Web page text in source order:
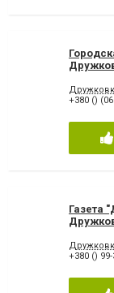
+380 ()
Газета
+380 () 99-